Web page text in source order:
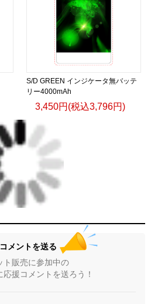
S/D GREEN インジケータ無バッテ
リー4000mAh
3,450円(税込3,796円)
コメントを送る
ト販売に参加中の
応援コメントを送ろう！